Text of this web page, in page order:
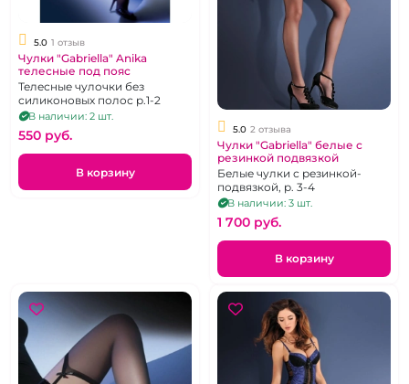
5.0 1 отзыв
Чулки "Gabriella" Anika
телесные под пояс
Телесные чулочки без
силиконовых полос р.1-2
В наличии: 2 шт.
550 pуб.
В корзину
5.0 2 отзыва
Чулки "Gabriella" белые с
резинкой подвязкой
Белые чулки с резинкой-
подвязкой, р. 3-4
В наличии: 3 шт.
1 700 pуб.
В корзину